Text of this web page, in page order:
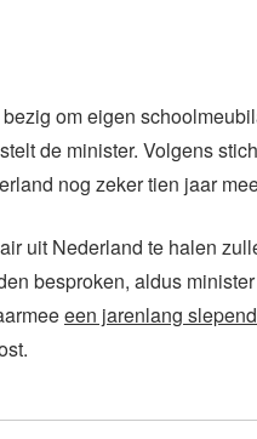
om eigen
de minister. Volgens
nog zeker tien jaar
uit Nederland te halen
besproken, aldus
een jarenlang